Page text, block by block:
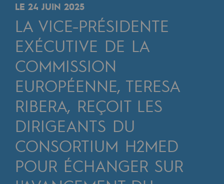
Notre culture et nos valeurs
Une organisation certifiée
Notre organisation
Notre organisation
Indicateurs
Publications institutionnelles
Où nous trouver
LE 24 JUIN 2025
LA VICE-PRÉSIDENTE
EXÉCUTIVE DE LA
COMMISSION
EUROPÉENNE, TERESA
RIBERA, REÇOIT LES
DIRIGEANTS DU
CONSORTIUM H2MED
POUR ÉCHANGER SUR